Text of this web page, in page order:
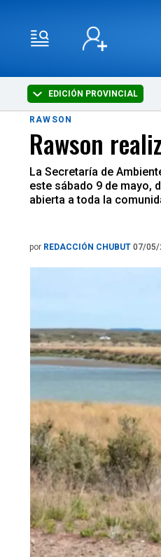
EDICIÓN PROVINCIAL
RAWSON
Rawson
La Secretaría de
este sábado 9 de mayo,
abierta a toda la
por REDACCIÓN CHUBUT 07/05/